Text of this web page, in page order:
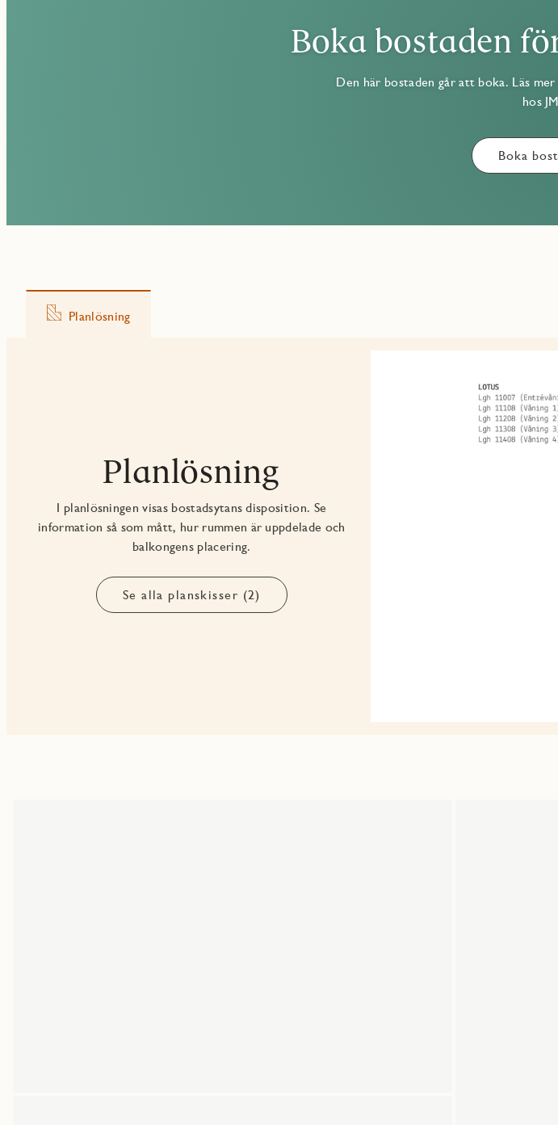
Boka bostaden
Den här bostaden går att boka. Läs
hos
Boka
Planlösning
Planlösning
I planlösningen visas bostadsytans disposition. Se
information så som mått, hur rummen är uppdelade och
balkongens placering.
Se alla planskisser (2)